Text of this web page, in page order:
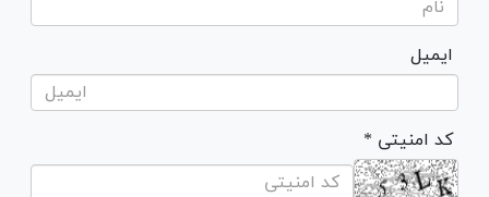
ایمیل
* کد امنیتی